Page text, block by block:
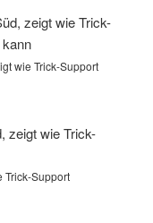
wie Trick-Support
Trick-Support